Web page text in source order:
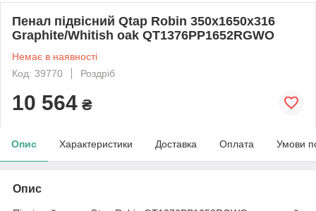
Пенал підвісний Qtap Robin 350х1650х316
Graphite/Whitish oak QT1376PP1652RGWO
Немає в наявності
Код: 39770
Роздріб
10 564 ₴
Опис Характеристики Доставка Оплата Умови
Опис